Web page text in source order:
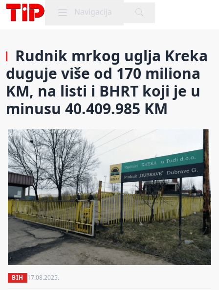
Mobile menu
Navigacija
Rudnik mrkog uglja Kreka
duguje više od 170 miliona
KM, na listi i BHRT koji je u
minusu 40.409.985 KM
BIH 17.08.2025.